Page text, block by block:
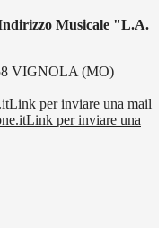
Musicale "L.A.
VIGNOLA (MO)
Link per inviare una mail
Link per inviare una